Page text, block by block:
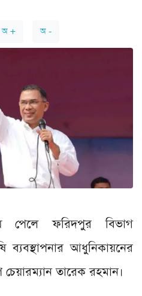
অ +
অ -
পেলে ফরিদপুর বিভাগ
ব্যবস্থাপনার আধুনিকায়নের
চেয়ারম্যান তারেক রহমান।